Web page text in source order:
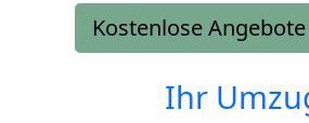
Kostenlose
Ihr